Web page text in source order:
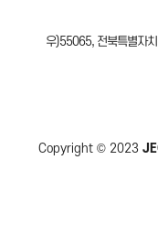
우)55065, 전북특별자
Copyright © 2023